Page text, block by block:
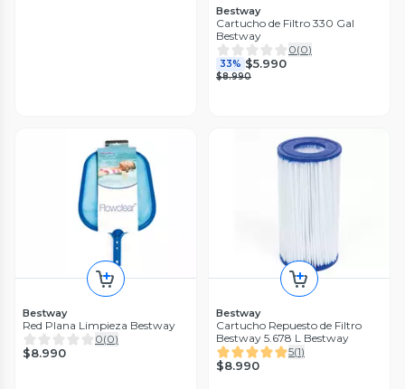
Bestway
Cartucho de Filtro 330 Gal
Bestway
0(0)
33% $5.990
$8.990
Bestway
Red Plana Limpieza Bestway
0(0)
$8.990
Bestway
Cartucho Repuesto de Filtro
Bestway 5.678 L Bestway
5(1)
$8.990